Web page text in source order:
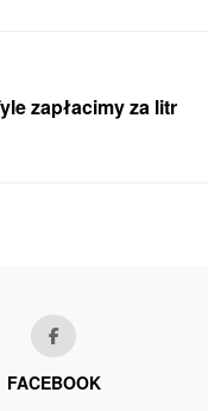
zapłacimy za litr
FACEBOOK